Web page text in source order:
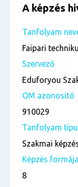
A képzés
Tanfolyam
Faipari
Szervező
Eduforyou
OM azonosító
910029
Tanfolyam
Szakmai
Képzés formája
8